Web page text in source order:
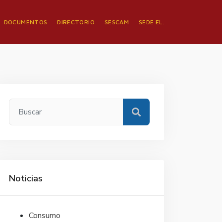
DOCUMENTOS DIRECTORIO SESCAM SEDE EL.
Noticias
Consumo